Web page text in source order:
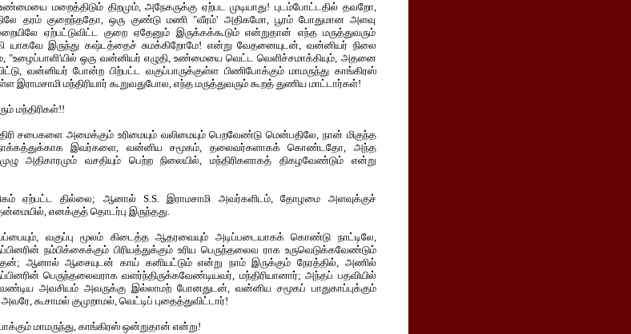
மறைத்திடும் திறமும், அநேகருக்கு ஏற்பட முடியாது! புடம்போட்டதில் தவறோ,
தரம் குறைந்ததோ, ஒரு குண்டு மணி "வீரம்' அதிகமோ, பூரம் போதுமான அளவு
ஏற்பட்டுவிட்ட குறை ஏதேனும் இருக்கக்கூடும் என்றுதான் எந்த மருத்துவரும்
யாகவே இருந்து கஷ்டத்தைச் சுமக்கிறோமே! என்று வேதனையுடன், வன்னியர் நிலை
"உழைப்பாளி'யில் ஒரு வன்னியர் எழுதி, உண்மையை வெட்ட வெளிச்சமாக்கியும், அதனை
வன்னியர் போன்ற பிற்பட்ட வகுப்பாருக்குள்ள பிணிபோக்கும் மாமருந்து காங்கிரஸ்
மந்திரியார் கூறுவதுபோல, எந்த மருத்துவரும் கூறத் துணிய மாட்டார்கள்!
மந்திரிகள்!!
சபைகளை அமைக்கும் உரிமையும் வலிமையும் பெறவேண்டு மென்பதிலே, நான் மிகுந்த
இவர்களை, வன்னிய சமூகம், தலைவர்களாகக் கொண்டதோ, அந்த
அதிகாரமும் வசதியும் பெற்ற நிலையில், மந்திரிகளாகத் திகழவேண்டும் என்று
ஏற்பட்ட தில்லை; ஆனால் S.S. இராமசாமி அவர்களிடம், தோழமை அளவுக்குச்
எனக்குத் தொடர்பு இருந்தது.
வகுப்பு மூலம் கிடைத்த ஆதரவையும் அடிப்படையாகக் கொண்டு நாட்டிலே,
நம்பிக்கைக்கும் பிரியத்துக்கும் உரிய பெருந்தலைவ ராக உருவெடுக்கவேண்டும்
ஆனால் ஆசையுடன் காய் கனியட்டும் என்று நாம் இருக்கும் நேரத்தில், அணில்
பெருந்தலைவராக வளர்ந்திருக்கவேண்டியவர், மந்திரியானார்; அந்தப் பதவியில்
அவசியம் அவருக்கு இல்லாமற் போனதுடன், வன்னிய சமூகப் பாதுகாப்புக்கும்
கூசாமல் குமுறாமல், வெட்டிப் புதைத்துவிட்டார்!
மாமருந்து, காங்கிரஸ் ஒன்றுதான் என்று!